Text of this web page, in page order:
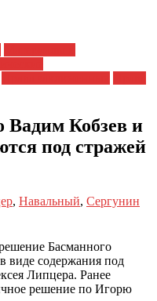
Вадим Кобзев и
под стражей
, Навальный, Сергунин
Басманного
виде содержания под
Липцера. Ранее
решение по Игорю